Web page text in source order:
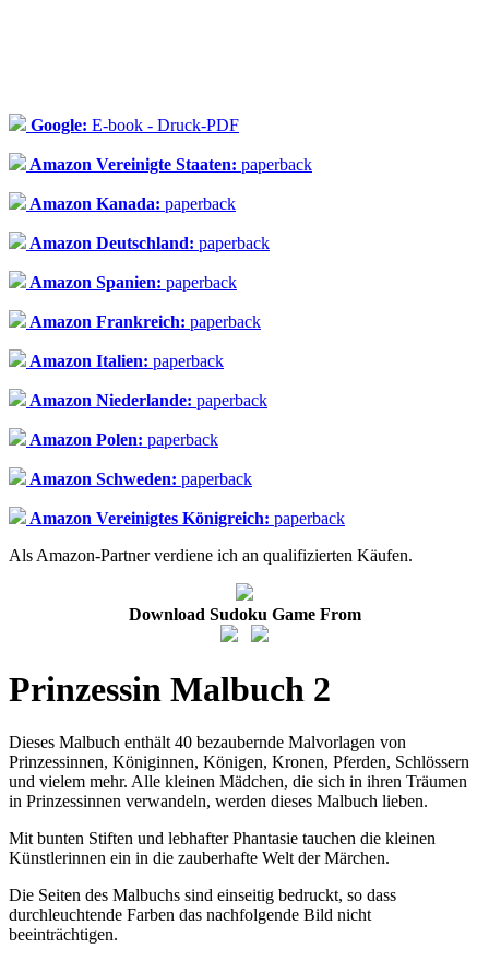
Google: E-book - Druck-PDF
Amazon Vereinigte Staaten: paperback
Amazon Kanada: paperback
Amazon Deutschland: paperback
Amazon Spanien: paperback
Amazon Frankreich: paperback
Amazon Italien: paperback
Amazon Niederlande: paperback
Amazon Polen: paperback
Amazon Schweden: paperback
Amazon Vereinigtes Königreich: paperback
Als Amazon-Partner verdiene ich an qualifizierten Käufen.
Download Sudoku Game From
Prinzessin Malbuch 2
Dieses Malbuch enthält 40 bezaubernde Malvorlagen von
Prinzessinnen, Königinnen, Königen, Kronen, Pferden, Schlössern
und vielem mehr. Alle kleinen Mädchen, die sich in ihren Träumen
in Prinzessinnen verwandeln, werden dieses Malbuch lieben.
Mit bunten Stiften und lebhafter Phantasie tauchen die kleinen
Künstlerinnen ein in die zauberhafte Welt der Märchen.
Die Seiten des Malbuchs sind einseitig bedruckt, so dass
durchleuchtende Farben das nachfolgende Bild nicht
beeinträchtigen.